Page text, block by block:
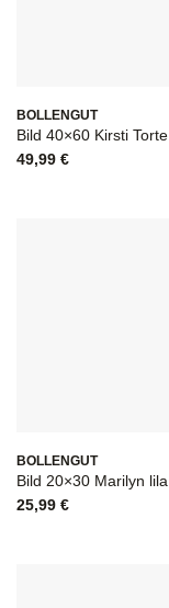
BOLLENGUT
Bild 40×60 Kirsti Torte
49,99 €
BOLLENGUT
Bild 20×30 Marilyn lila
25,99 €